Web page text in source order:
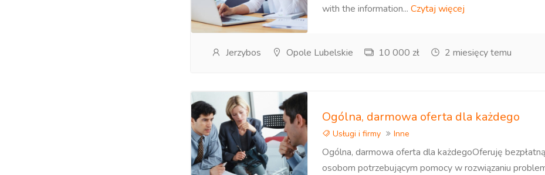
with the information... Czytaj więcej
Jerzybos Opole Lubelskie 10 000 zł 2 miesięcy temu
Ogólna, darmowa oferta dla każdego
Usługi i firmy Inne
Ogólna, darmowa oferta dla każdegoOferuję
osobom potrzebującym pomocy w rozwiązaniu